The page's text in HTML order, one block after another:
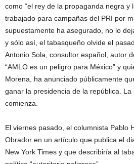
como “el rey de la propaganda negra y
trabajado para campañas del PRI por
supuestamente ha asegurado, no lo
y sólo así, el tabasqueño olvide el
Antonio Sola, consultor español, autor
“AMLO es un peligro para México” y
Morena, ha anunciado públicamente
ganar la presidencia de la república.
comienza.
El viernes pasado, el columnista Pablo
Obrador en un artículo que publica el
New York Times y que describiría al